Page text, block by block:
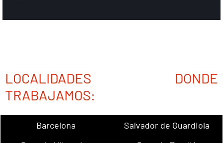
LOCALIDADES DONDE
TRABAJAMOS:
Barcelona
Salvador de Guardiola